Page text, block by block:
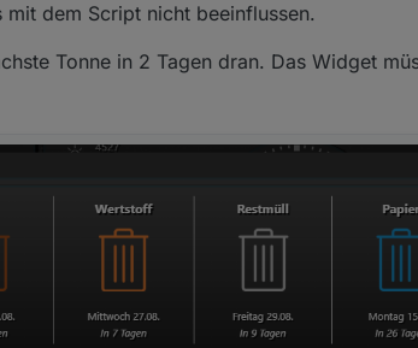
dem Script nicht beeinflussen.
Tonne in 2 Tagen dran. Das Widget